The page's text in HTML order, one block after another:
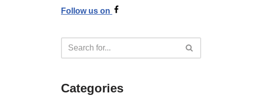
Follow us on
Categories